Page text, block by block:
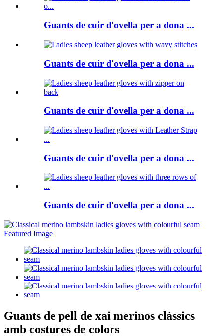
Guants de cuir d'ovella per a dona ...
Guants de cuir d'ovella per a dona ...
Guants de cuir d'ovella per a dona ...
Guants de cuir d'ovella per a dona ...
Guants de cuir d'ovella per a dona ...
Guants de pell de xai merinos clàssics
amb costures de colors